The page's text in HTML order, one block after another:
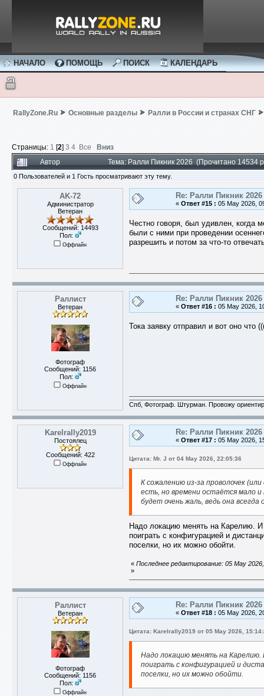
НАЧАЛО ПОМОЩЬ ПОИСК КАЛЕНДАРЬ
RallyZone.Ru Основные разделы Ралли в России и странах СНГ
Страницы: 1 [2] 3 4 Все
Вниз
Автор
Тема: Ралли Пикник 2026 (Прочитано 14534
0 Пользователей и 1 Гость просматривают эту тему.
AK-72
Администратор
Ветеран
Сообщений: 14493
Пол:
Оффлайн
Re: Ралли Пикник 2026
« Ответ #15 : 05 May 2026,
Честно говоря, был удивлен, когда
были с ними при проведении
разрешить и потом за что-то
Раллист
Ветеран
Фотограф
Сообщений: 1156
Пол:
Оффлайн
Re: Ралли Пикник 2026
« Ответ #16 : 05 May 2026,
Тока заявку отправил и вот оно что
Спб, Фотограф. Штурман. Провожу
Karelrally2019
Постоялец
Сообщений: 422
Оффлайн
Re: Ралли Пикник 2026
« Ответ #17 : 05 May 2026,
Цитата: Mr. J от 04 May 2026, 22:05:36
К сожалению из-за проволочек
есть, но времени остаётся мало
будет очень жаль, ведь она
Надо локацию менять на Карелию.
поиграть с конфигурацией и
поселки, но их можно обойти.
« Последнее редактирование: 05 May
»
Раллист
Ветеран
Фотограф
Сообщений: 1156
Пол:
Оффлайн
Re: Ралли Пикник 2026
« Ответ #18 : 05 May 2026,
Цитата: Karelrally2019 от 05 May 2026,
Надо локацию менять на Карелию.
поиграть с конфигурацией и
поселки, но их можно обойти.